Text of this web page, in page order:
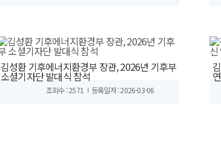
김성환 기후에너지환경부 장관, 2026년 기후부
소셜기자단 발대식 참석
조회수 : 2571 등록일자 : 2026-03-06